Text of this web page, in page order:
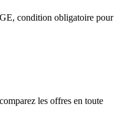
condition obligatoire pour
les offres en toute